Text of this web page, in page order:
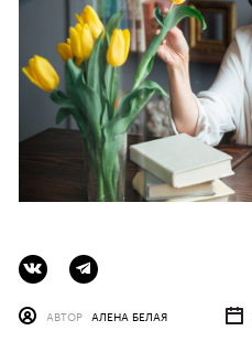
АВТОР АЛЕНА БЕЛАЯ